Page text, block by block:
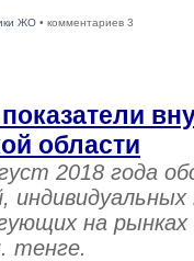
ЖО • комментариев 3
области
2018 года
на рынках
тенге.